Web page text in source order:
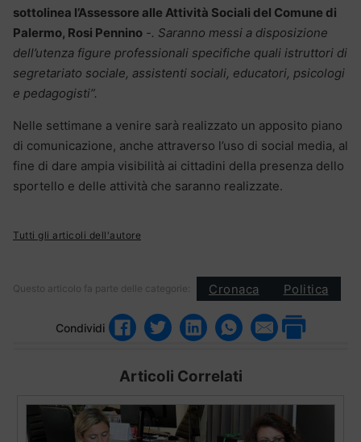
sottolinea l’Assessore alle Attività Sociali del Comune di
Palermo, Rosi Pennino -. Saranno messi a disposizione
dell’utenza figure professionali specifiche quali istruttori di
segretariato sociale, assistenti sociali, educatori, psicologi
e pedagogisti”.
Nelle settimane a venire sarà realizzato un apposito piano
di comunicazione, anche attraverso l’uso di social media, al
fine di dare ampia visibilità ai cittadini della presenza dello
sportello e delle attività che saranno realizzate.
Tutti gli articoli dell'autore
Questo articolo fa parte delle categorie: Cronaca Politica
Condividi
Articoli Correlati